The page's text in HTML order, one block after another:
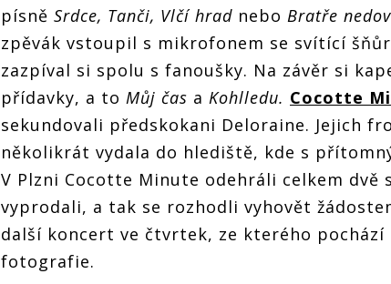
písně Srdce, Tanči, Vlčí hrad nebo Bratře
zpěvák vstoupil s mikrofonem se svítící
zazpíval si spolu s fanoušky. Na závěr si
přídavky, a to Můj čas a Kohlledu. Cocotte
sekundovali předskokani Deloraine. Jejich
několikrát vydala do hlediště, kde s
V Plzni Cocotte Minute odehráli celkem dvě
vyprodali, a tak se rozhodli vyhovět
další koncert ve čtvrtek, ze kterého pochází
fotografie.